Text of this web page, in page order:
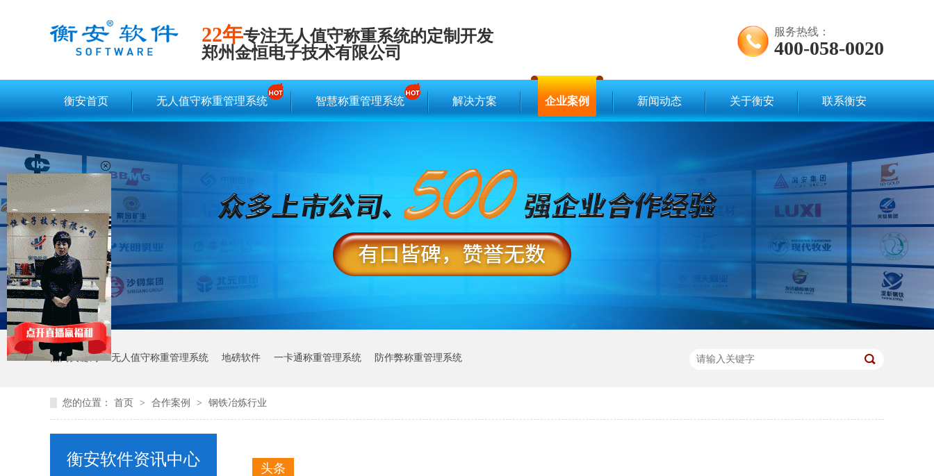
22年专注无人值守称重系统的定制开发
郑州金恒电子技术有限公司
服务热线：
400-058-0020
衡安首页 无人值守称重管理系统 智慧称重管理系统 解决方案 企业案例 新闻动态 关于衡安 联系衡安
热门关键词：无人值守称重管理系统 地磅软件 一卡通称重管理系统 防作弊称重管理系统
您的位置： 首页 > 合作案例 > 钢铁冶炼行业
衡安软件资讯中心 头条